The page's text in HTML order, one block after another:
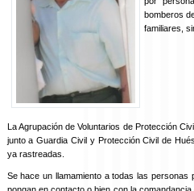
bomberos
familiares,
La Agrupación de Voluntarios de Protección
junto a Guardia Civil y Protección Civil de
ya rastreadas.
Se hace un llamamiento a todas las